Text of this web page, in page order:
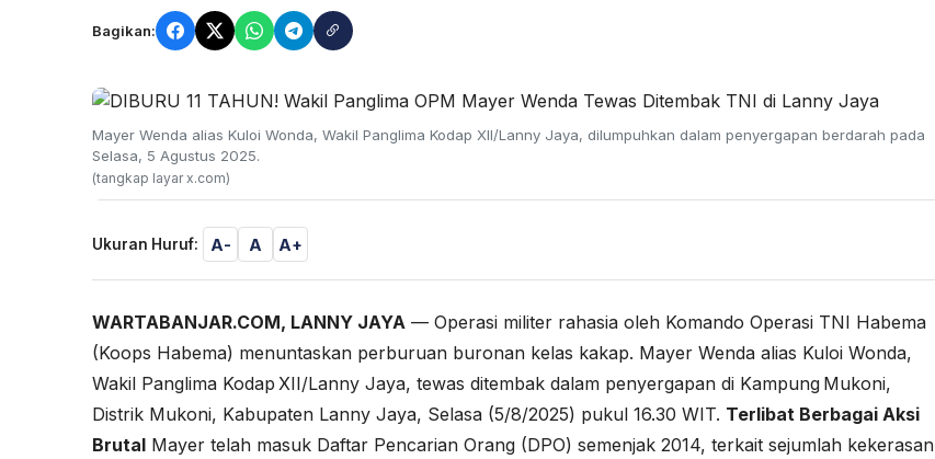
Bagikan:
Mayer Wenda alias Kuloi Wonda, Wakil Panglima Kodap XII/Lanny Jaya, dilumpuhkan dalam penyergapan berdarah pada
Selasa, 5 Agustus 2025.
(tangkap layar x.com)
Ukuran Huruf: A- A A+
WARTABANJAR.COM, LANNY JAYA — Operasi militer rahasia oleh Komando Operasi TNI Habema
(Koops Habema) menuntaskan perburuan buronan kelas kakap. Mayer Wenda alias Kuloi Wonda,
Wakil Panglima Kodap XII/Lanny Jaya, tewas ditembak dalam penyergapan di Kampung Mukoni,
Distrik Mukoni, Kabupaten Lanny Jaya, Selasa (5/8/2025) pukul 16.30 WIT. Terlibat Berbagai Aksi
Brutal Mayer telah masuk Daftar Pencarian Orang (DPO) semenjak 2014, terkait sejumlah kekerasan